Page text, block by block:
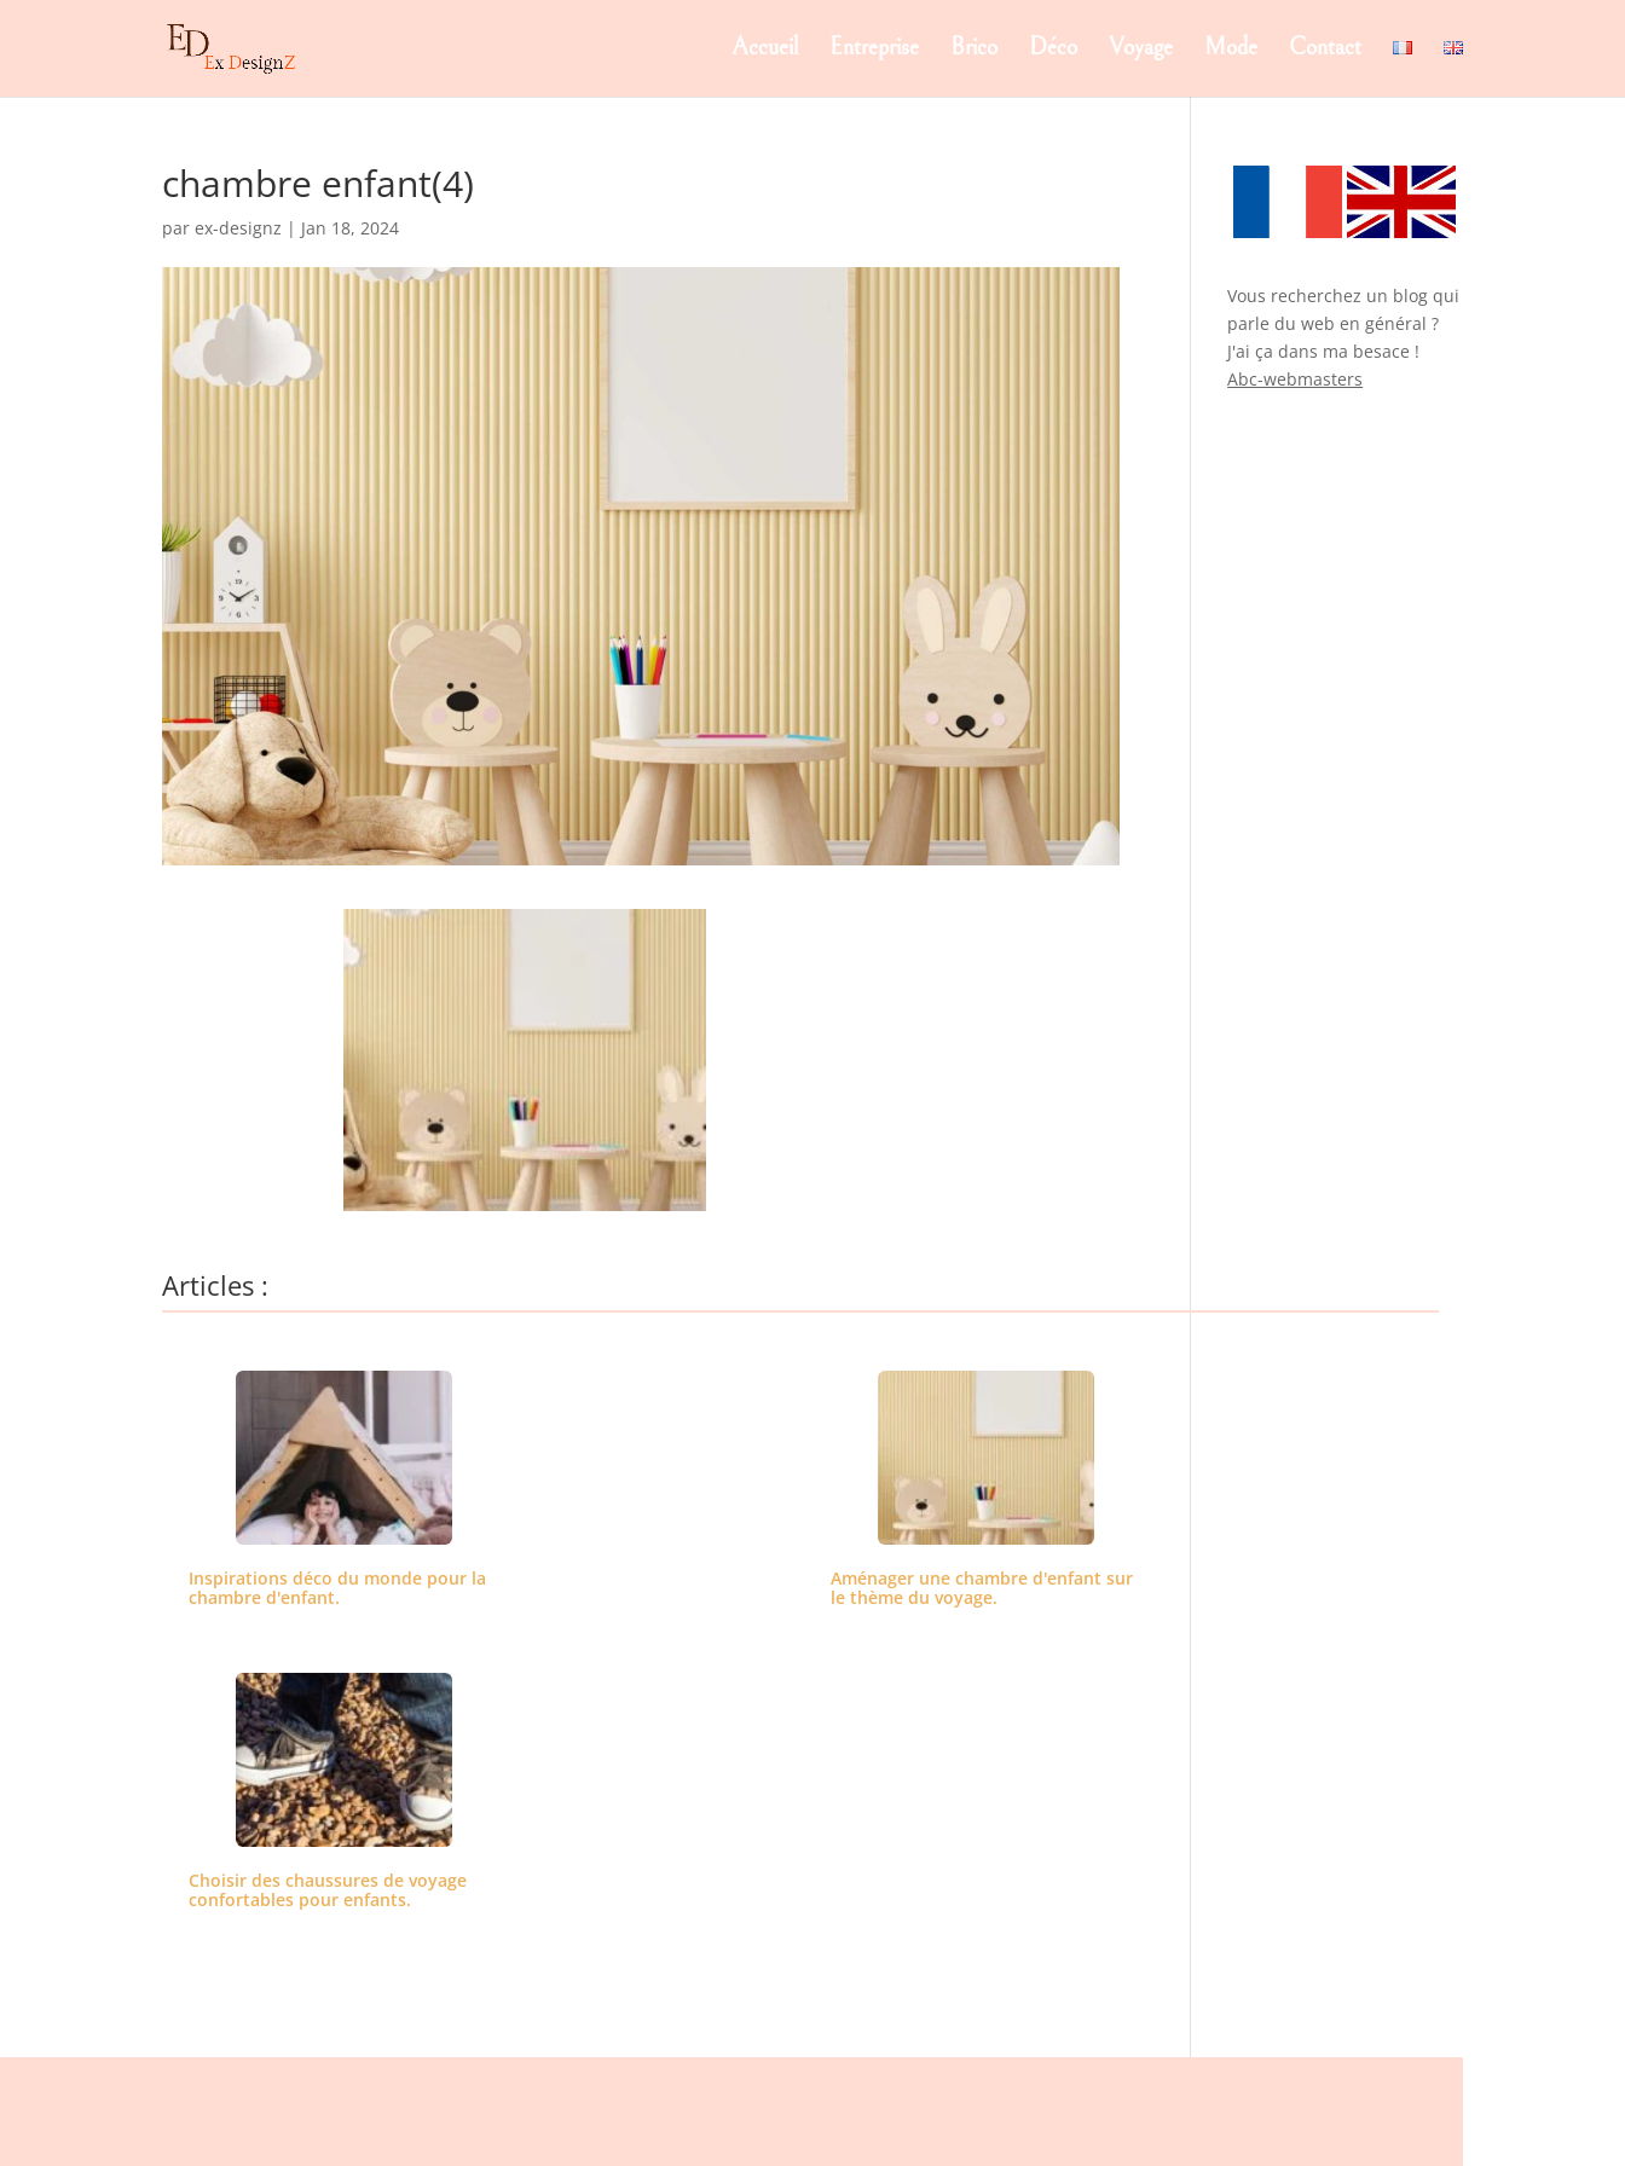
Accueil Entreprise Brico Déco Voyage Mode Contact
chambre enfant(4)
parex-designz | Jan 18, 2024
Articles :
Inspirations déco du monde pour la
chambre d'enfant.
Aménager une chambre d'enfant sur
le thème du voyage.
Choisir des chaussures de voyage
confortables pour enfants.
Vous recherchez un blog qui
parle du web en général ?
J'ai ça dans ma besace !
Abc-webmasters